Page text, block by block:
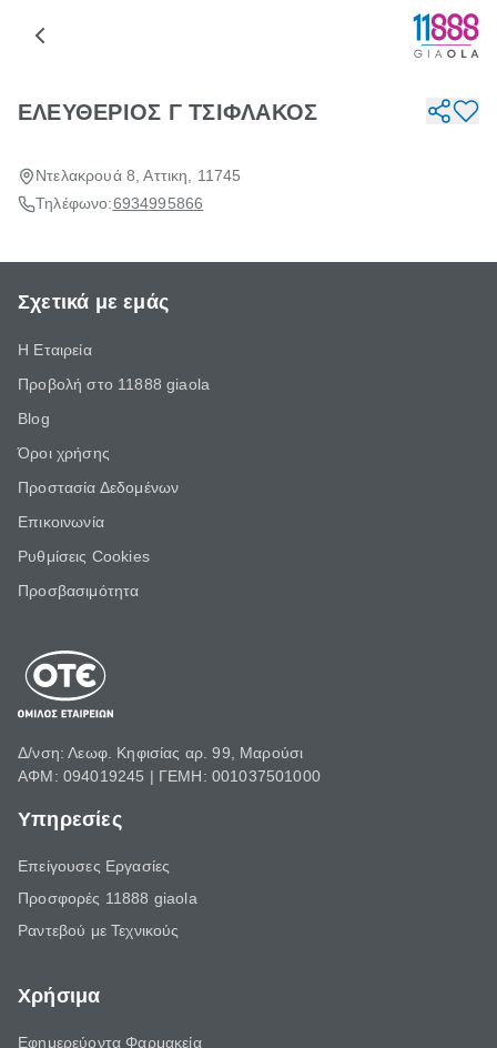
ΕΛΕΥΘΕΡΙΟΣ Γ ΤΣΙΦΛΑΚΟΣ
Ντελακρουά 8, Αττικη, 11745
Τηλέφωνο:6934995866
Σχετικά με εμάς
Η Εταιρεία
Προβολή στο 11888 giaola
Blog
Όροι χρήσης
Προστασία Δεδομένων
Επικοινωνία
Ρυθμίσεις Cookies
Προσβασιμότητα
Δ/νση: Λεωφ. Κηφισίας αρ. 99, Μαρούσι
ΑΦΜ: 094019245 | ΓΕΜΗ: 001037501000
Υπηρεσίες
Επείγουσες Εργασίες
Προσφορές 11888 giaola
Ραντεβού με Τεχνικούς
Χρήσιμα
Εφημερεύοντα Φαρμακεία